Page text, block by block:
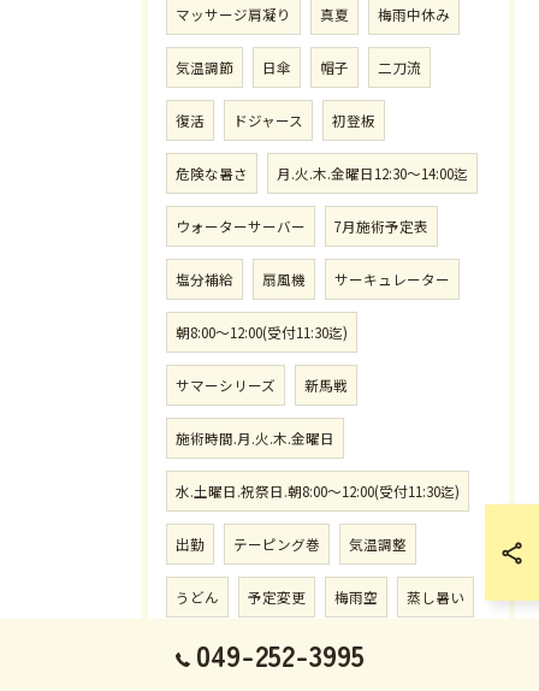
マッサージ肩凝り 真夏 梅雨中休み
気温調節 日傘 帽子 二刀流
復活 ドジャース 初登板
危険な暑さ 月.火.木.金曜日12:30〜14:00迄
ウォーターサーバー 7月施術予定表
塩分補給 扇風機 サーキュレーター
朝8:00〜12:00(受付11:30迄)
サマーシリーズ 新馬戦
施術時間.月.火.木.金曜日
水.土曜日.祝祭日.朝8:00〜12:00(受付11:30迄)
出勤 テーピング巻 気温調整
うどん 予定変更 梅雨空 蒸し暑い
リラクゼーシ柔 午後14:30〜20:00(19:30迄)
049-252-3995